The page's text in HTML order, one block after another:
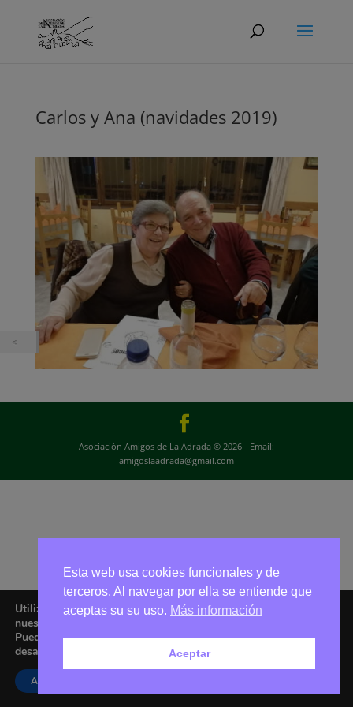
Carlos y Ana (navidades 2019)
Asociación Amigos de La Adrada © 2026 - Email:
amigoslaadrada@gmail.com
Utilizamos cookies para ofrecerte la mejor experiencia en
nuestra web.
Puedes aprender más sobre qué cookies utilizamos o
desactivarlas en los
Aceptar
Esta web usa cookies funcionales y de
terceros. Al navegar por ella se entiende que
aceptas su su uso. Más información
Aceptar